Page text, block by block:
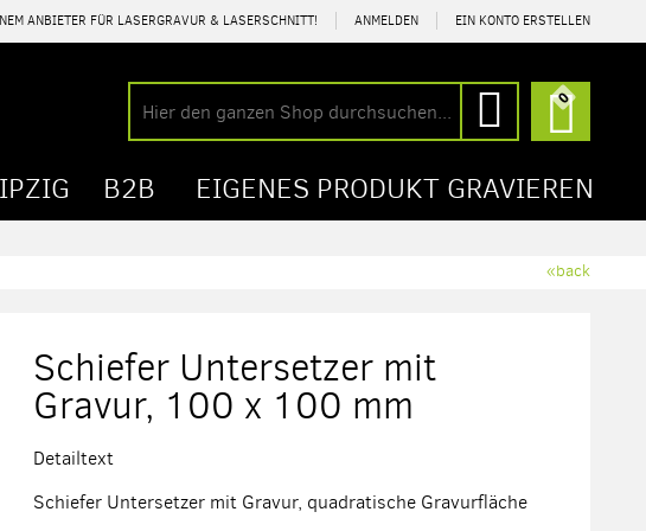
ANBIETER FÜR LASERGRAVUR & LASERSCHNITT! ANMELDEN EIN KONTO ERSTELLEN
0
Suche
B2B EIGENES PRODUKT GRAVIEREN
Schiefer Untersetzer mit
Gravur, 100 x 100 mm
Detailtext
Schiefer Untersetzer mit Gravur, quadratische Gravurfläche
«back